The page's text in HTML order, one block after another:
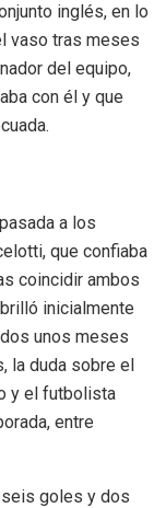
inglés, en lo
vaso tras meses
del equipo,
con él y que
a los
que confiaba
coincidir ambos
inicialmente
unos meses
la duda sobre el
y el futbolista
entre
seis goles y dos